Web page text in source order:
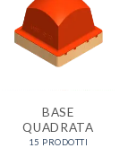
BASE
QUADRATA
15 PRODOTTI